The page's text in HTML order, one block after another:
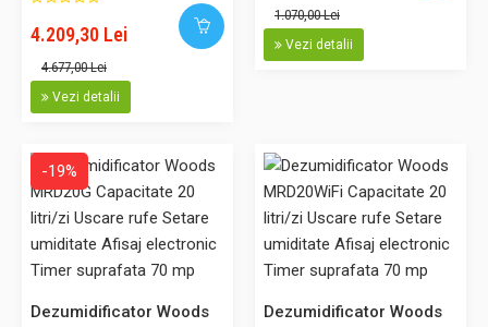
Comparaţie
incorporat, carcasa
metalica, 10 ani garantie
4.209,30 Lei
4.677,00 Lei
Vezi detalii
1.070,00 Lei
Vezi detalii
-19%
Dezumidificator Woods
Dezumidificator Woods